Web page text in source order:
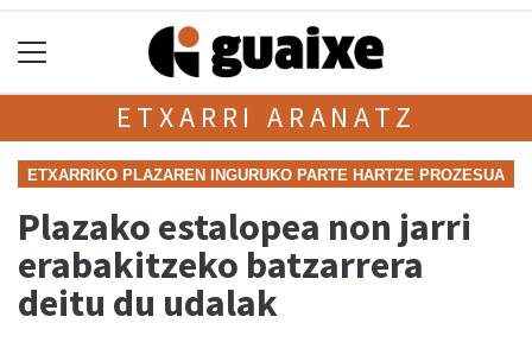
ETXARRI ARANATZ
ETXARRIKO PLAZAREN INGURUKO PARTE HARTZE PROZESUA
Plazako estalopea non jarri
erabakitzeko batzarrera
deitu du udalak